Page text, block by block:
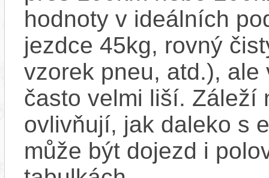
hodnoty v ideálních
jezdce 45kg, rovný
vzorek pneu, atd.),
často velmi liší. Záleží
ovlivňují, jak daleko s
může být dojezd i